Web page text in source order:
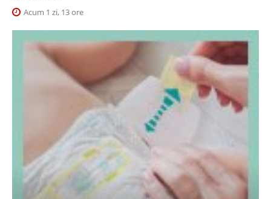
Acum 1 zi, 13 ore